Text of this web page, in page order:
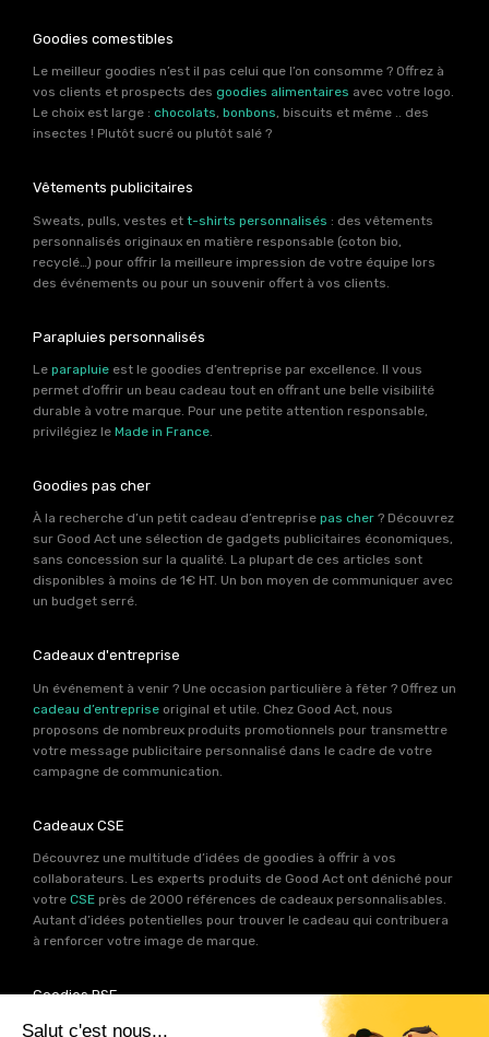
Goodies comestibles
Le meilleur goodies n’est il pas celui que l’on consomme ? Offrez à
vos clients et prospects des goodies alimentaires avec votre logo.
Le choix est large : chocolats, bonbons, biscuits et même .. des
insectes ! Plutôt sucré ou plutôt salé ?
Vêtements publicitaires
Sweats, pulls, vestes et t-shirts personnalisés : des vêtements
personnalisés originaux en matière responsable (coton bio,
recyclé…) pour offrir la meilleure impression de votre équipe lors
des événements ou pour un souvenir offert à vos clients.
Parapluies personnalisés
Le parapluie est le goodies d’entreprise par excellence. Il vous
permet d’offrir un beau cadeau tout en offrant une belle visibilité
durable à votre marque. Pour une petite attention responsable,
privilégiez le Made in France.
Goodies pas cher
À la recherche d’un petit cadeau d’entreprise pas cher ? Découvrez
sur Good Act une sélection de gadgets publicitaires économiques,
sans concession sur la qualité. La plupart de ces articles sont
disponibles à moins de 1€ HT. Un bon moyen de communiquer avec
un budget serré.
Cadeaux d'entreprise
Un événement à venir ? Une occasion particulière à fêter ? Offrez un
cadeau d’entreprise original et utile. Chez Good Act, nous
proposons de nombreux produits promotionnels pour transmettre
votre message publicitaire personnalisé dans le cadre de votre
campagne de communication.
Cadeaux CSE
Découvrez une multitude d’idées de goodies à offrir à vos
collaborateurs. Les experts produits de Good Act ont déniché pour
votre CSE près de 2000 références de cadeaux personnalisables.
Autant d’idées potentielles pour trouver le cadeau qui contribuera
à renforcer votre image de marque.
Goodies RSE
Vous souhaitez communiquer en accord avec vos valeurs ? Ca